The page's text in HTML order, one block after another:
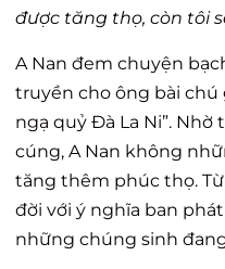
được tăng thọ, còn tôi
A Nan đem chuyện
truyền cho ông bài chú
ngạ quỷ Đà La Ni”.
cúng, A Nan không
tăng thêm phúc thọ.
đời với ý nghĩa ban
những chúng sinh